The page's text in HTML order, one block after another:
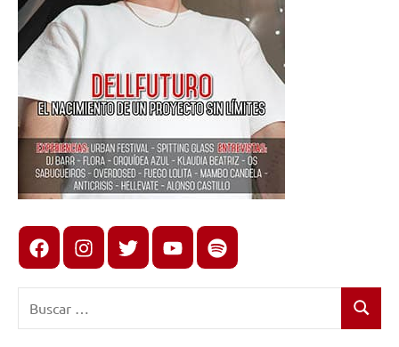
FacebookInstagram
X youtubespotify
Buscar